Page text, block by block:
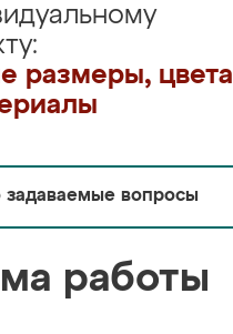
размеры, цвета
задаваемые вопросы
работы